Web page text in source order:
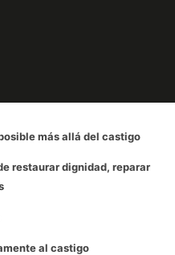
más allá del castigo
restaurar dignidad, reparar
al castigo